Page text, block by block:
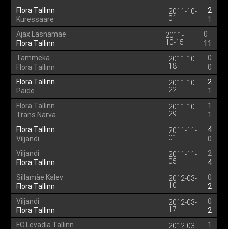
Flora Tallinn
Kuressaare
2011-10-
01
2
1
Ajax Lasnamäe
Flora Tallinn
2011-
10-15
0
11
Tammeka
Flora Tallinn
2011-10-
18
0
0
Flora Tallinn
Paide
2011-10-
22
2
1
Flora Tallinn
Trans Narva
2011-10-
29
1
1
Flora Tallinn
Viljandi
2011-11-
01
4
0
Viljandi
Flora Tallinn
2011-11-
05
2
4
Sillamäe Kalev
Flora Tallinn
2012-03-
10
0
2
Viljandi
Flora Tallinn
2012-03-
17
0
2
FC Levadia Tallinn
2012-03-
1